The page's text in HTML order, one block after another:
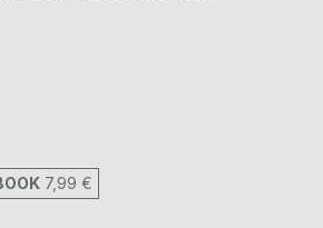
7,99 €